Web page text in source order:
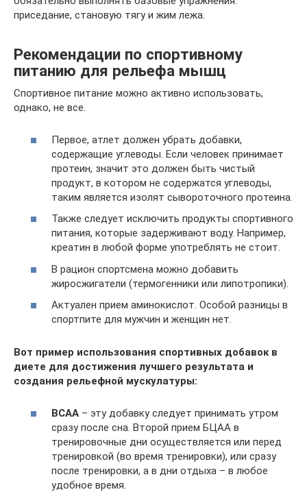
приседание, становую тягу и жим лежа.
Рекомендации по спортивному
питанию для рельефа мышц
Спортивное питание можно активно использовать,
однако, не все.
Первое, атлет должен убрать добавки,
содержащие углеводы. Если человек принимает
протеин, значит это должен быть чистый
продукт, в котором не содержатся углеводы,
таким является изолят сывороточного протеина.
Также следует исключить продукты спортивного
питания, которые задерживают воду. Например,
креатин в любой форме употреблять не стоит.
В рацион спортсмена можно добавить
жиросжигатели (термогенники или липотропики).
Актуален прием аминокислот. Особой разницы в
спортпите для мужчин и женщин нет.
Вот пример использования спортивных добавок в
диете для достижения лучшего результата и
создания рельефной мускулатуры:
BCAA – эту добавку следует принимать утром
сразу после сна. Второй прием БЦАА в
тренировочные дни осуществляется или перед
тренировкой (во время тренировки), или сразу
после тренировки, а в дни отдыха – в любое
удобное время.